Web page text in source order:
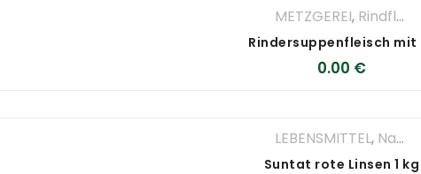
METZGEREI, Rindfleisch
0.00 €
LEBENSMITTEL, Nahrungsmittel
Suntat rote Linsen 1 kg